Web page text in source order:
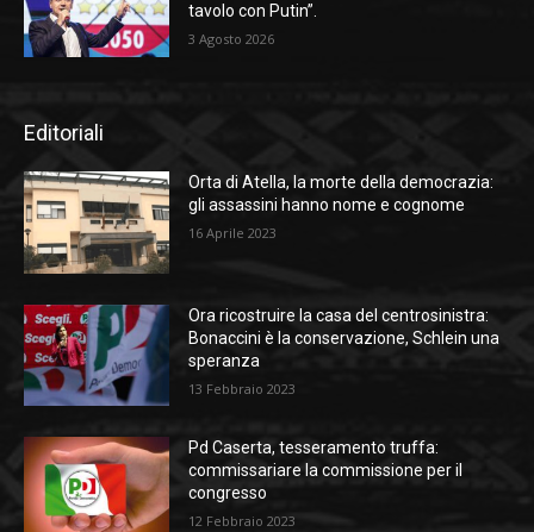
tavolo con Putin”.
3 Agosto 2026
Editoriali
Orta di Atella, la morte della democrazia:
gli assassini hanno nome e cognome
16 Aprile 2023
Ora ricostruire la casa del centrosinistra:
Bonaccini è la conservazione, Schlein una
speranza
13 Febbraio 2023
Pd Caserta, tesseramento truffa:
commissariare la commissione per il
congresso
12 Febbraio 2023